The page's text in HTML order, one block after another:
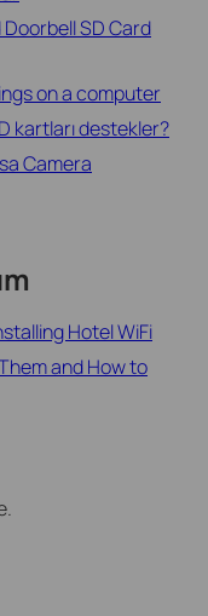
SD Card
on a computer
kartları destekler?
Camera
Hotel WiFi
and How to